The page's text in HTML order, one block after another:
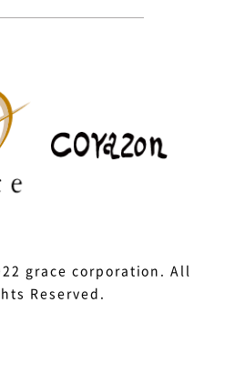
grace corporation. All
Reserved.